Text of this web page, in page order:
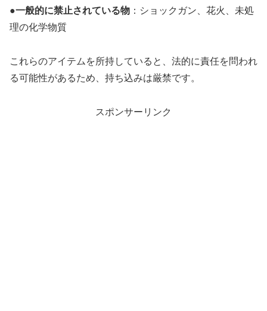
●一般的に禁止されている物 ：ショックガン、花火、未処
理の化学物質
これらのアイテムを所持していると、法的に責任を問われ
る可能性があるため、持ち込みは厳禁です。
スポンサーリンク